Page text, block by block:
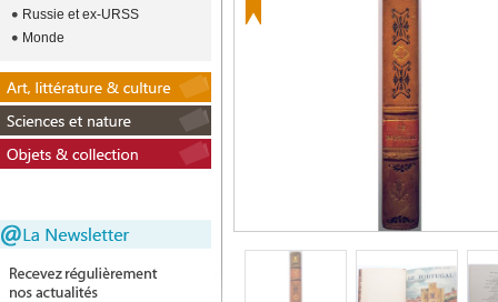
Russie et ex-URSS
Monde